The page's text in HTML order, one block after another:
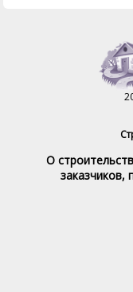
О
заказчиков,